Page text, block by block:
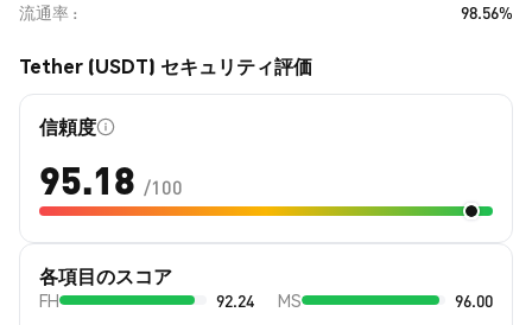
流通率
98.56%
Tether (USDT) セキュリティ評価
信頼度
95.18 /100
各項目のスコア
FH 92.24 MS
96.00